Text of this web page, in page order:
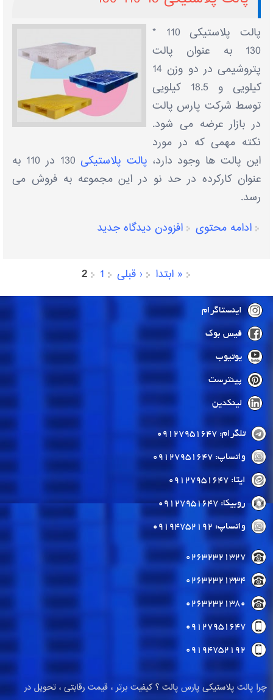
پالت پلاستیکی 110 *
130 به عنوان پالت
پتروشیمی در دو وزن 14
کیلویی و 18.5 کیلویی
توسط شرکت پارس پالت
در بازار عرضه می شود.
نکته مهمی که در مورد
این پالت ها وجود دارد، پالت پلاستیکی
130 در 110 به
عنوان کارکرده در حد نو در این مجموعه به فروش می
رسد.
ادامه محتوی
افزودن دیدگاه جدید
صفحه‌ها
« ابتدا ‹ قبلی 1
2
اینستاگرام
فیس بوک
یوتیوب
پینترست
لینکدین
تلگرام: 09127951647
واتساپ: 09127951647
ایتا: 09127951647
روبیکا: 09127951647
واتساپ: 09194752192
02632321327
02632321334
02632321380
09127951647
09194752192
چرا پالت پلاستیکی پارس پالت ؟ کیفیت برتر ، قیمت رقابتی ، تحویل در